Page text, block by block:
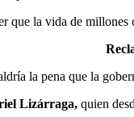
que la vida de
la pena que la
Lizárraga, quien